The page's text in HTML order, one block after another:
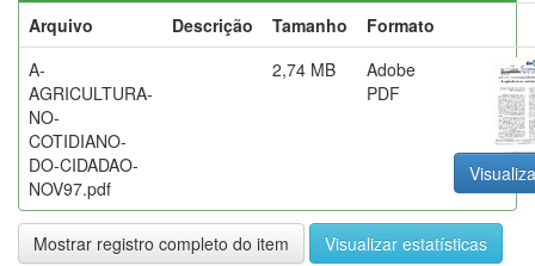
Arquivo
Descrição Tamanho
Formato
A-
AGRICULTURA-
NO-
COTIDIANO-
DO-CIDADAO-
NOV97.pdf
2,74 MB
Adobe
PDF
Mostrar registro completo do item Visualizar estatísticas